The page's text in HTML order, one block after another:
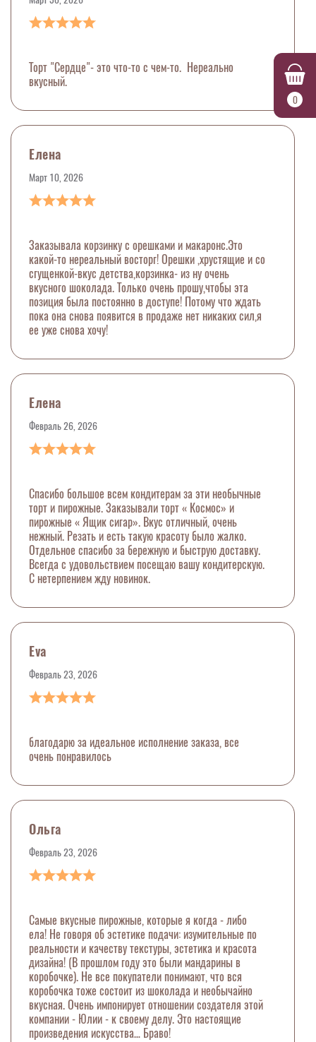
0
Торт "Сердце"- это что-то с чем-то. Нереально
вкусный.
Елена
Март 10, 2026
Заказывала корзинку с орешками и макаронс.Это
какой-то нереальный восторг! Орешки ,хрустящие и со
сгущенкой-вкус детства,корзинка- из ну очень
вкусного шоколада. Только очень прошу,чтобы эта
позиция была постоянно в доступе! Потому что ждать
пока она снова появится в продаже нет никаких сил,я
ее уже снова хочу!
Елена
Февраль 26, 2026
Спасибо большое всем кондитерам за эти необычные
торт и пирожные. Заказывали торт « Космос» и
пирожные « Ящик сигар». Вкус отличный, очень
нежный. Резать и есть такую красоту было жалко.
Отдельное спасибо за бережную и быструю доставку.
Всегда с удовольствием посещаю вашу кондитерскую.
С нетерпением жду новинок.
Eva
Февраль 23, 2026
благодарю за идеальное исполнение заказа, все
очень понравилось
Ольга
Февраль 23, 2026
Самые вкусные пирожные, которые я когда - либо
ела! Не говоря об эстетике подачи: изумительные по
реальности и качеству текстуры, эстетика и красота
дизайна! (В прошлом году это были мандарины в
коробочке). Не все покупатели понимают, что вся
коробочка тоже состоит из шоколада и необычайно
вкусная. Очень импонирует отношении создателя этой
компании - Юлии - к своему делу. Это настоящие
произведения искусства… Браво!